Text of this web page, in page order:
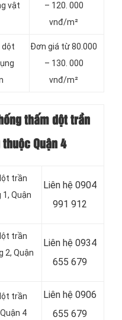
vật
– 120. 000
vnđ/m²
dột
Đơn giá từ 80.000
– 130. 000
vnđ/m²
thấm dột trần
Quận 4
trần
Quận
Liên hệ 0904
991 912
trần
2, Quận
Liên hệ 0934
655 679
trần
4
Liên hệ 0906
655 679